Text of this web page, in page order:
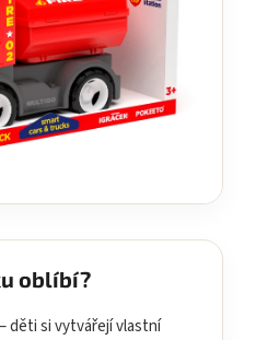
oblíbí?
– děti si vytvářejí vlastní